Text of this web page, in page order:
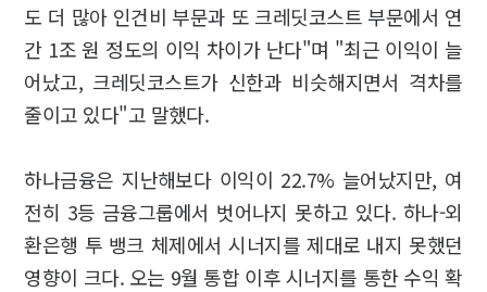
도 더 많아 인건비 부문과 또 크레딧코스트 부문에서 연
간 1조 원 정도의 이익 차이가 난다"며 "최근 이익이 늘
어났고, 크레딧코스트가 신한과 비슷해지면서 격차를
줄이고 있다"고 말했다.
하나금융은 지난해보다 이익이 22.7% 늘어났지만, 여
전히 3등 금융그룹에서 벗어나지 못하고 있다. 하나-외
환은행 투 뱅크 체제에서 시너지를 제대로 내지 못했던
영향이 크다. 오는 9월 통합 이후 시너지를 통한 수익 확